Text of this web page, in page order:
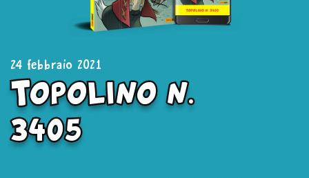
24 febbraio 2021
Topolino n.
3405